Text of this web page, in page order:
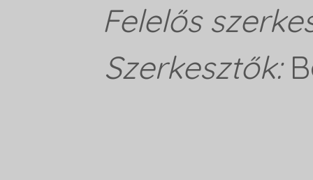
Felelős
Szerkesztők: